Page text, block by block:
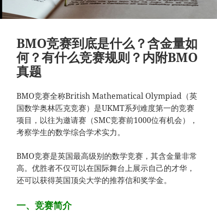
BMO竞赛到底是什么？含金量如
何？有什么竞赛规则？内附BMO
真题
BMO竞赛全称British Mathematical Olympiad（英
国数学奥林匹克竞赛）是UKMT系列难度第一的竞赛
项目，以往为邀请赛（SMC竞赛前1000位有机会），
考察学生的数学综合学术实力。
BMO竞赛是英国最高级别的数学竞赛，其含金量非常
高。优胜者不仅可以在国际舞台上展示自己的才华，
还可以获得英国顶尖大学的推荐信和奖学金。
一、竞赛简介